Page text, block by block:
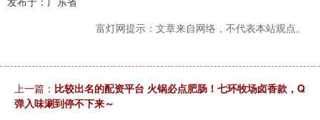
富灯网提示：文章来自网络，不代表本站观点。
上一篇： 比较出名的配资平台 火锅必点肥肠！七环牧场卤香款，Q
弹入味涮到停不下来～